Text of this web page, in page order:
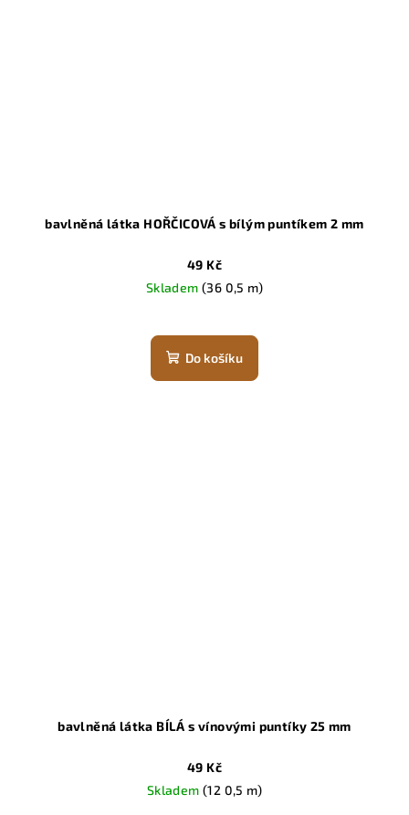
bavlněná látka HOŘČICOVÁ s bílým puntíkem 2 mm
49 Kč
Skladem(36 0,5 m)
Do košíku
bavlněná látka BÍLÁ s vínovými puntíky 25 mm
49 Kč
Skladem(12 0,5 m)